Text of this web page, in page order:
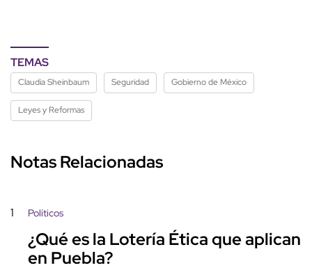
TEMAS
Claudia Sheinbaum Seguridad Gobierno de México
Leyes y Reformas
Notas Relacionadas
1 Políticos
¿Qué es la Lotería Ética que aplican
en Puebla?